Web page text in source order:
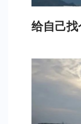
给自己